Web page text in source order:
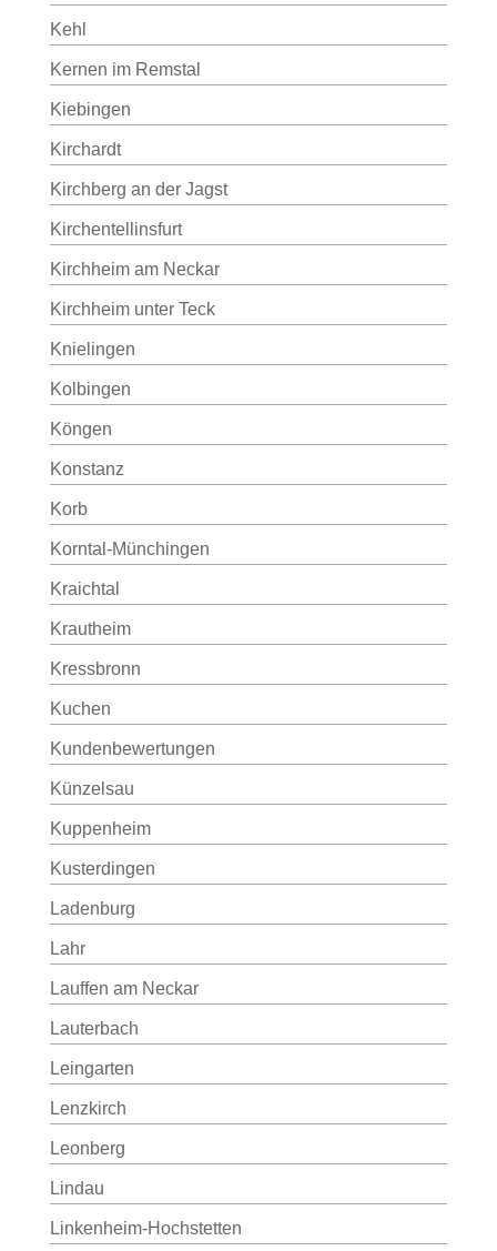
Kehl
Kernen im Remstal
Kiebingen
Kirchardt
Kirchberg an der Jagst
Kirchentellinsfurt
Kirchheim am Neckar
Kirchheim unter Teck
Knielingen
Kolbingen
Köngen
Konstanz
Korb
Korntal-Münchingen
Kraichtal
Krautheim
Kressbronn
Kuchen
Kundenbewertungen
Künzelsau
Kuppenheim
Kusterdingen
Ladenburg
Lahr
Lauffen am Neckar
Lauterbach
Leingarten
Lenzkirch
Leonberg
Lindau
Linkenheim-Hochstetten